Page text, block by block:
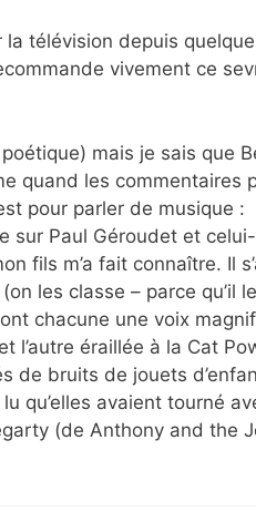
télévision depuis
vivement ce
mais je sais que
quand les commentaires
pour parler de musique :
Paul Géroudet et celui-
fils m’a fait connaître. Il
les classe – parce qu’il
chacune une voix
l’autre éraillée à la Cat
de bruits de jouets
qu’elles avaient tourné
(de Anthony and the